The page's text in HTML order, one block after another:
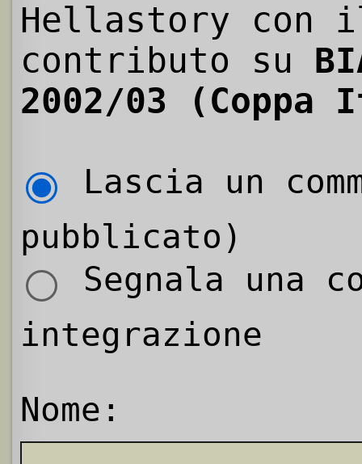
Hellastory con
contributo su
2002/03
Lascia un
pubblicato)
Segnala una
integrazione
Nome: